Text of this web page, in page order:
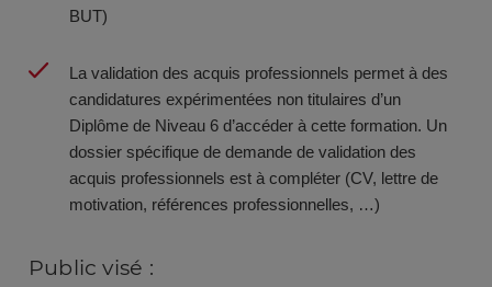
BUT)
La validation des acquis professionnels permet à des
candidatures expérimentées non titulaires d’un
Diplôme de Niveau 6 d’accéder à cette formation. Un
dossier spécifique de demande de validation des
acquis professionnels est à compléter (CV, lettre de
motivation, références professionnelles, …)
Public visé :